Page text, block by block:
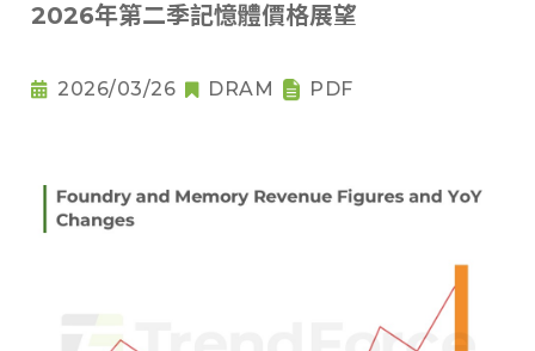
2026年第二季記憶體價格展望
2026/03/26 DRAM PDF